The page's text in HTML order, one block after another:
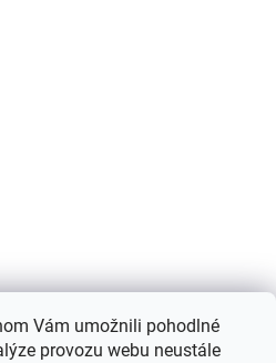
Vám umožnili pohodlné
provozu webu neustále